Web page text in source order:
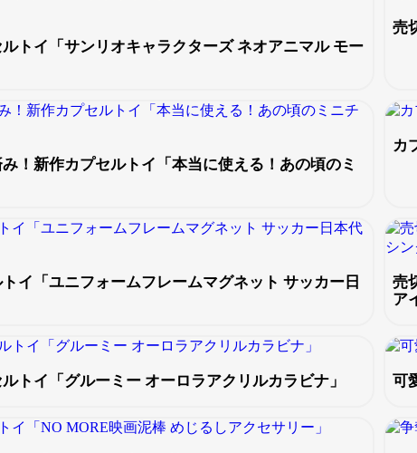
トイ「サンリオキャラクターズ ネオアニマル モー
売
！新作カプセルトイ「本当に使える！あの頃のミ
カ
イ「ユニフォームフレームマグネット サッカー日
売
ア
トイ「グルーミー オーロラアクリルカラビナ」 可